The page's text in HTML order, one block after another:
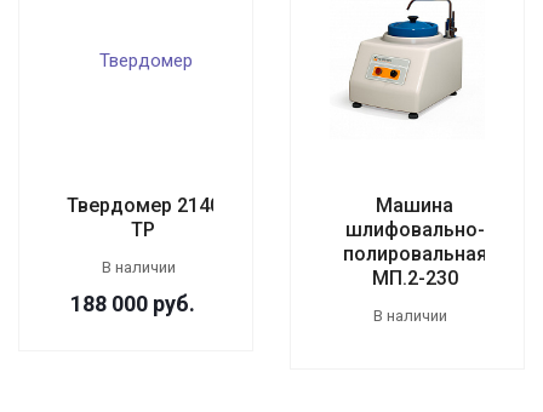
Твердомер 2140
ТР
В наличии
188 000 руб.
Машина
шлифовально-
полировальная
МП.2-230
В наличии